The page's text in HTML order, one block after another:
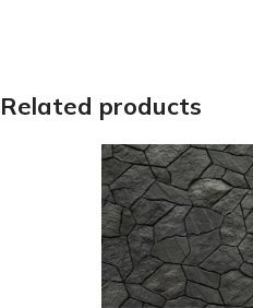
Related products